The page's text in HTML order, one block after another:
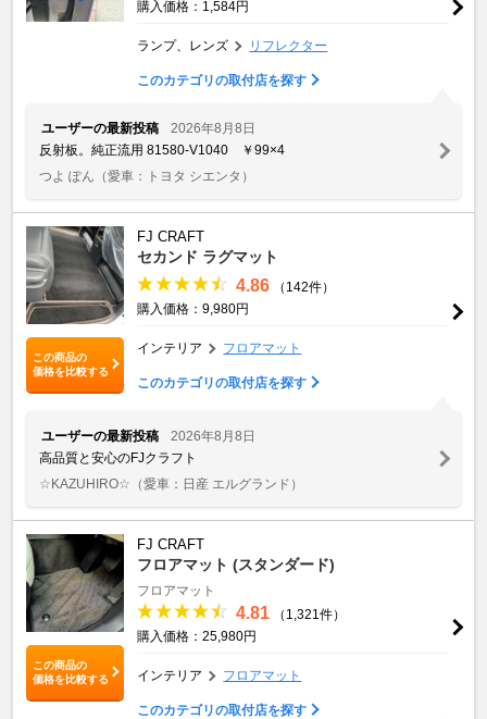
購入価格：1,584円
ランプ、レンズ リフレクター
このカテゴリの取付店を探す
ユーザーの最新投稿
2026年8月8日
反射板。純正流用 81580-V1040 ￥99×4
つよ ぽん （愛車：トヨタ シエンタ）
この商品の
価格を比較する
FJ CRAFT
セカンド ラグマット
4.86
（142件）
購入価格：9,980円
インテリア フロアマット
このカテゴリの取付店を探す
ユーザーの最新投稿
2026年8月8日
高品質と安心のFJクラフト
☆KAZUHIRO☆ （愛車：日産 エルグランド）
この商品の
価格を比較する
FJ CRAFT
フロアマット (スタンダード)
フロアマット
4.81
（1,321件）
購入価格：25,980円
インテリア フロアマット
このカテゴリの取付店を探す